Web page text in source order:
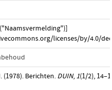
("Naamsvermelding")]
licenses/by/4.0/
(1978). Berichten. DUIN, 1(1/2),